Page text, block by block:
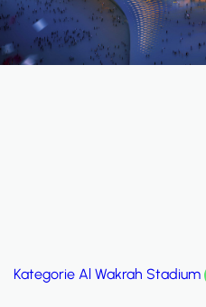
Kategorie Al Wakrah Stadium